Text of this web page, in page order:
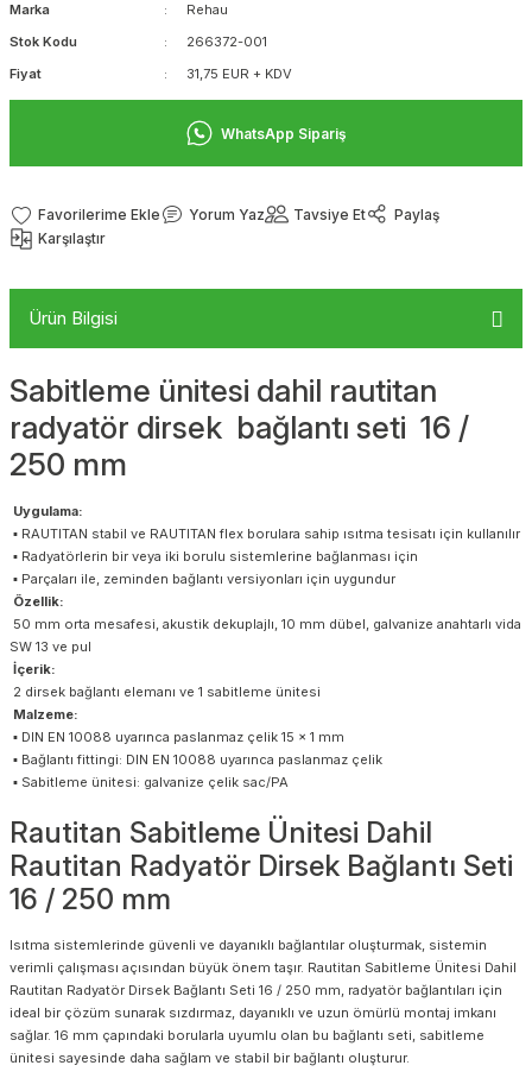
Marka
Rehau
Stok Kodu
266372-001
Fiyat
31,75 EUR + KDV
WhatsApp Sipariş
Yorum Yaz Tavsiye Et
Paylaş
Karşılaştır
Ürün Bilgisi
Sabitleme ünitesi dahil rautitan
radyatör dirsek bağlantı seti 16 /
250 mm
Uygulama:
▪ RAUTITAN stabil ve RAUTITAN flex borulara sahip ısıtma tesisatı için kullanılır
▪ Radyatörlerin bir veya iki borulu sistemlerine bağlanması için
▪ Parçaları ile, zeminden bağlantı versiyonları için uygundur
Özellik:
50 mm orta mesafesi, akustik dekuplajlı, 10 mm dübel, galvanize anahtarlı vida
SW 13 ve pul
İçerik:
2 dirsek bağlantı elemanı ve 1 sabitleme ünitesi
Malzeme:
▪ DIN EN 10088 uyarınca paslanmaz çelik 15 x 1 mm
▪ Bağlantı fittingi: DIN EN 10088 uyarınca paslanmaz çelik
▪ Sabitleme ünitesi: galvanize çelik sac/PA
Rautitan Sabitleme Ünitesi Dahil
Rautitan Radyatör Dirsek Bağlantı Seti
16 / 250 mm
Isıtma sistemlerinde güvenli ve dayanıklı bağlantılar oluşturmak, sistemin
verimli çalışması açısından büyük önem taşır. Rautitan Sabitleme Ünitesi Dahil
Rautitan Radyatör Dirsek Bağlantı Seti 16 / 250 mm, radyatör bağlantıları için
ideal bir çözüm sunarak sızdırmaz, dayanıklı ve uzun ömürlü montaj imkanı
sağlar. 16 mm çapındaki borularla uyumlu olan bu bağlantı seti, sabitleme
ünitesi sayesinde daha sağlam ve stabil bir bağlantı oluşturur.